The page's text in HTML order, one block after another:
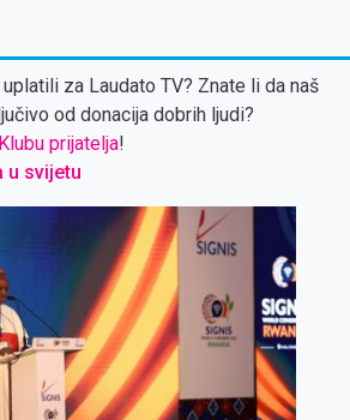
za Laudato TV? Znate li da naš
od donacija dobrih ljudi?
Klubu prijatelja!
u svijetu